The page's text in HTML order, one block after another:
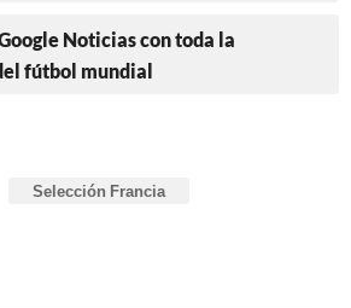
Noticias con toda la
fútbol mundial
Selección Francia